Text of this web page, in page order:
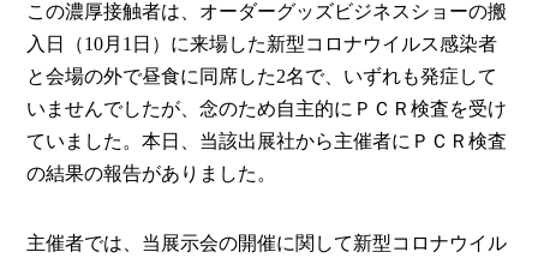
この濃厚接触者は、オーダーグッズビジネスショーの搬
入日（10月1日）に来場した新型コロナウイルス感染者
と会場の外で昼食に同席した2名で、いずれも発症して
いませんでしたが、念のため自主的にＰＣＲ検査を受け
ていました。本日、当該出展社から主催者にＰＣＲ検査
の結果の報告がありました。
主催者では、当展示会の開催に関して新型コロナウイル